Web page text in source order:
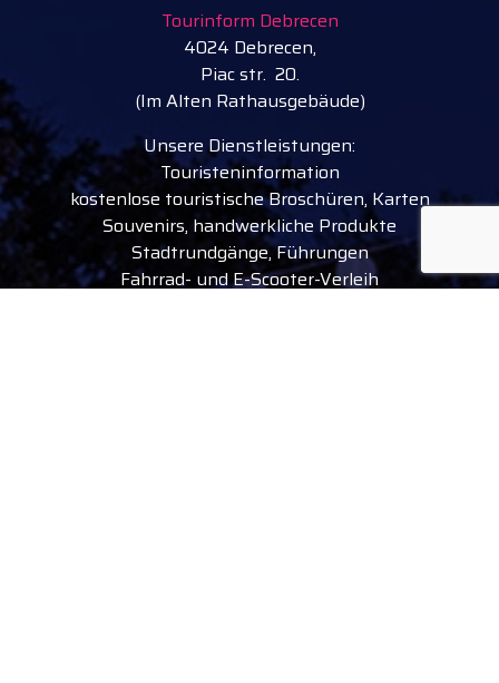
Tourinform Debrecen
4024 Debrecen,
Piac str. 20.
(Im Alten Rathausgebäude)
Unsere Dienstleistungen:
Touristeninformation
kostenlose touristische Broschüren, Karten
Souvenirs, handwerkliche Produkte
Stadtrundgänge, Führungen
Fahrrad- und E-Scooter-Verleih